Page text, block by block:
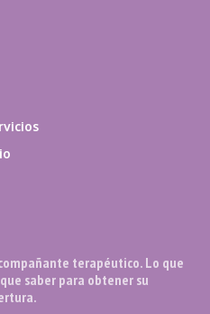
terapéutico. Lo que
saber para obtener su